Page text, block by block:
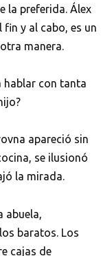
la preferida. Álex
y al cabo, es un
manera.
hablar con tanta
apareció sin
se ilusionó
la mirada.
abuela,
baratos. Los
cajas de